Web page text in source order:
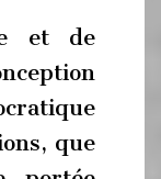
et de
que